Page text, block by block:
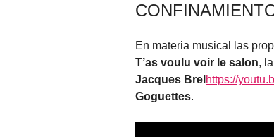
En materia musical las
T’as voulu voir le salon,
Jacques Brel https://
Goguettes.